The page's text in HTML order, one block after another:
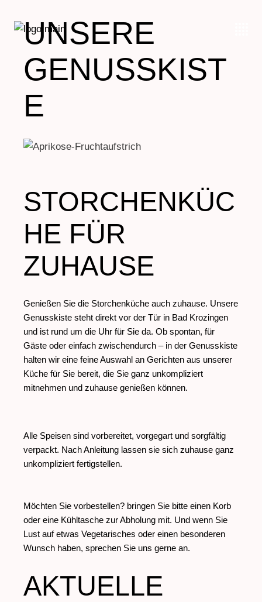
UNSERE
GENUSSKIST
E
STORCHENKÜC
HE FÜR
ZUHAUSE
Genießen Sie die Storchenküche auch zuhause. Unsere
Genusskiste steht direkt vor der Tür in Bad Krozingen
und ist rund um die Uhr für Sie da. Ob spontan, für
Gäste oder einfach zwischendurch – in der Genusskiste
halten wir eine feine Auswahl an Gerichten aus unserer
Küche für Sie bereit, die Sie ganz unkompliziert
mitnehmen und zuhause genießen können.
Alle Speisen sind vorbereitet, vorgegart und sorgfältig
verpackt. Nach Anleitung lassen sie sich zuhause ganz
unkompliziert fertigstellen.
Möchten Sie vorbestellen? bringen Sie bitte einen Korb
oder eine Kühltasche zur Abholung mit. Und wenn Sie
Lust auf etwas Vegetarisches oder einen besonderen
Wunsch haben, sprechen Sie uns gerne an.
AKTUELLE